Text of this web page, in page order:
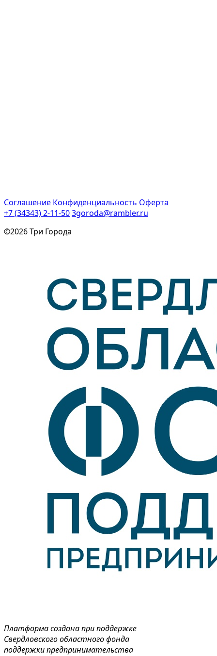
Соглашение Конфиденциальность Оферта
+7 (34343) 2-11-503goroda@rambler.ru
©2026 Три Города
Платформа создана при поддержке
Свердловского областного фонда
поддержки предпринимательства